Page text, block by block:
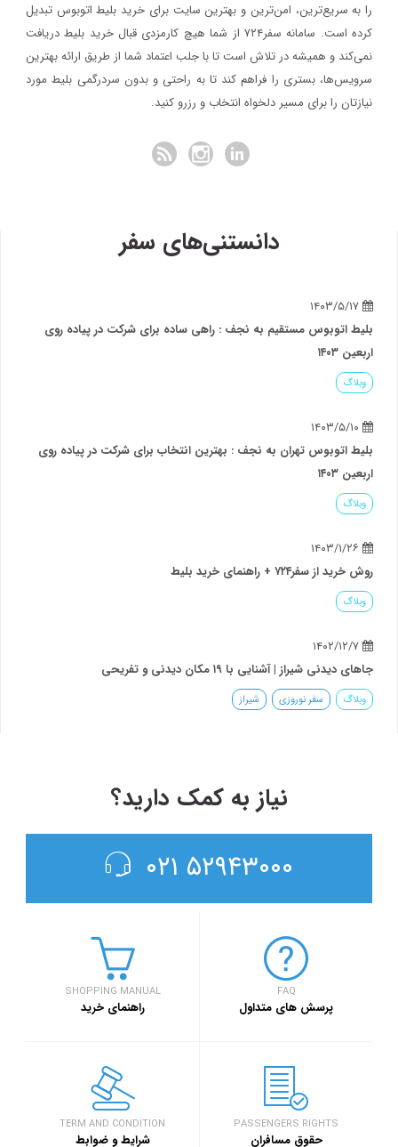
را به سریع‌ترین، امن‌ترین و بهترین سایت برای خرید بلیط اتوبوس تبدیل
کرده است. سامانه سفر۷۲۴ از شما هیچ کارمزدی قبال خرید بلیط دریافت
نمی‌کند و همیشه در تلاش است تا با جلب اعتماد شما از طریق ارائه بهترین
سرویس‌ها، بستری را فراهم کند تا به راحتی و بدون سردرگمی بلیط مورد
نیازتان را برای مسیر دلخواه انتخاب و رزرو کنید.
دانستنی‌های سفر
۱۴۰۳/۵/۱۷
بلیط اتوبوس مستقیم به نجف : راهی ساده برای شرکت در پیاده روی
اربعین ۱۴۰۳
وبلاگ
۱۴۰۳/۵/۱۰
بلیط اتوبوس تهران به نجف : بهترین انتخاب برای شرکت در پیاده روی
اربعین ۱۴۰۳
وبلاگ
۱۴۰۳/۱/۲۶
روش خرید از سفر۷۲۴ + راهنمای خرید بلیط
وبلاگ
۱۴۰۲/۱۲/۷
جاهای دیدنی شیراز | آشنایی با ۱۹ مکان دیدنی و تفریحی
وبلاگ سفر نوروزی شیراز
نیاز به کمک دارید؟
۵۲۹۴۳۰۰۰ ۰۲۱
SHOPPING MANUAL
راهنمای خرید
FAQ
پرسش های متداول
TERM AND CONDITION
شرایط و ضوابط
PASSENGERS RIGHTS
حقوق مسافران